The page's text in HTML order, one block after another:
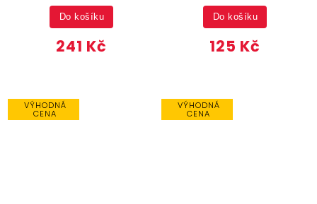
241 Kč
Do košíku
125 Kč
Do košíku
VÝHODNÁ
CENA
VÝHODNÁ
CENA